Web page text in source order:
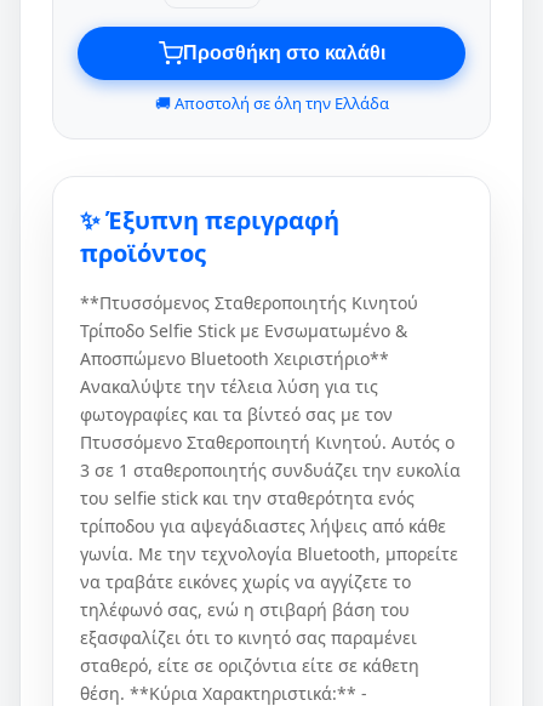
Προσθήκη στο καλάθι
🚚 Αποστολή σε όλη την Ελλάδα
✨ Έξυπνη περιγραφή
προϊόντος
**Πτυσσόμενος Σταθεροποιητής Κινητού
Τρίποδο Selfie Stick με Ενσωματωμένο &
Αποσπώμενο Bluetooth Χειριστήριο**
Ανακαλύψτε την τέλεια λύση για τις
φωτογραφίες και τα βίντεό σας με τον
Πτυσσόμενο Σταθεροποιητή Κινητού. Αυτός ο
3 σε 1 σταθεροποιητής συνδυάζει την ευκολία
του selfie stick και την σταθερότητα ενός
τρίποδου για αψεγάδιαστες λήψεις από κάθε
γωνία. Με την τεχνολογία Bluetooth, μπορείτε
να τραβάτε εικόνες χωρίς να αγγίζετε το
τηλέφωνό σας, ενώ η στιβαρή βάση του
εξασφαλίζει ότι το κινητό σας παραμένει
σταθερό, είτε σε οριζόντια είτε σε κάθετη
θέση. **Κύρια Χαρακτηριστικά:** -